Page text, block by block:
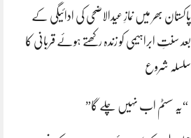
پاکستان بھر میں نمازِ عیدالاضحی کی ادائیگی کے
بعد سنتِ ابراہیمی کو زندہ رکھتے ہوئے قربانی کا
سلسلہ شروع
“یہ سسٹم اب نہیں چلے گا”